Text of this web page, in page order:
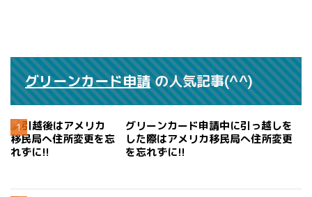
グリーンカード申請の人気記事(^^)
グリーンカード申請中に引っ越しを
した際はアメリカ移民局へ住所変更
を忘れずに!!